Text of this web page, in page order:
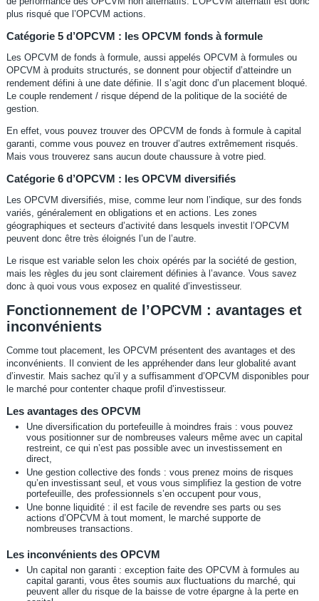
plus risqué que l’OPCVM actions.
Catégorie 5 d’OPCVM : les OPCVM fonds à formule
Les OPCVM de fonds à formule, aussi appelés OPCVM à formules ou
OPCVM à produits structurés, se donnent pour objectif d’atteindre un
rendement défini à une date définie. Il s’agit donc d’un placement bloqué.
Le couple rendement / risque dépend de la politique de la société de
gestion.
En effet, vous pouvez trouver des OPCVM de fonds à formule à capital
garanti, comme vous pouvez en trouver d’autres extrêmement risqués.
Mais vous trouverez sans aucun doute chaussure à votre pied.
Catégorie 6 d’OPCVM : les OPCVM diversifiés
Les OPCVM diversifiés, mise, comme leur nom l’indique, sur des fonds
variés, généralement en obligations et en actions. Les zones
géographiques et secteurs d’activité dans lesquels investit l’OPCVM
peuvent donc être très éloignés l’un de l’autre.
Le risque est variable selon les choix opérés par la société de gestion,
mais les règles du jeu sont clairement définies à l’avance. Vous savez
donc à quoi vous vous exposez en qualité d’investisseur.
Fonctionnement de l’OPCVM : avantages et
inconvénients
Comme tout placement, les OPCVM présentent des avantages et des
inconvénients. Il convient de les appréhender dans leur globalité avant
d’investir. Mais sachez qu’il y a suffisamment d’OPCVM disponibles pour
le marché pour contenter chaque profil d’investisseur.
Les avantages des OPCVM
Une diversification du portefeuille à moindres frais : vous pouvez
vous positionner sur de nombreuses valeurs même avec un capital
restreint, ce qui n’est pas possible avec un investissement en
direct,
Une gestion collective des fonds : vous prenez moins de risques
qu’en investissant seul, et vous vous simplifiez la gestion de votre
portefeuille, des professionnels s’en occupent pour vous,
Une bonne liquidité : il est facile de revendre ses parts ou ses
actions d’OPCVM à tout moment, le marché supporte de
nombreuses transactions.
Les inconvénients des OPCVM
Un capital non garanti : exception faite des OPCVM à formules au
capital garanti, vous êtes soumis aux fluctuations du marché, qui
peuvent aller du risque de la baisse de votre épargne à la perte en